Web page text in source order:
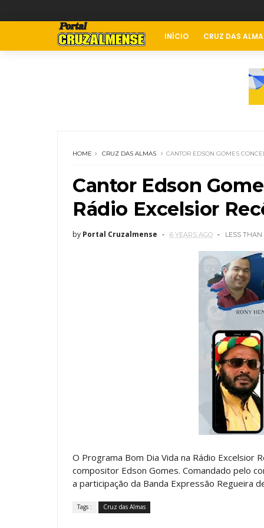
INÍCIO CRUZ DAS
HOME CRUZ DAS ALMAS CANTOR EDSON GOMES
Cantor Edson
Rádio Excelsior
by Portal Cruzalmense 6 YEARS AGO LESS
O Programa Bom Dia Vida na Rádio
compositor Edson Gomes. Comandado pelo
a participação da Banda Expressão Regueira
Tags : Cruz das Almas